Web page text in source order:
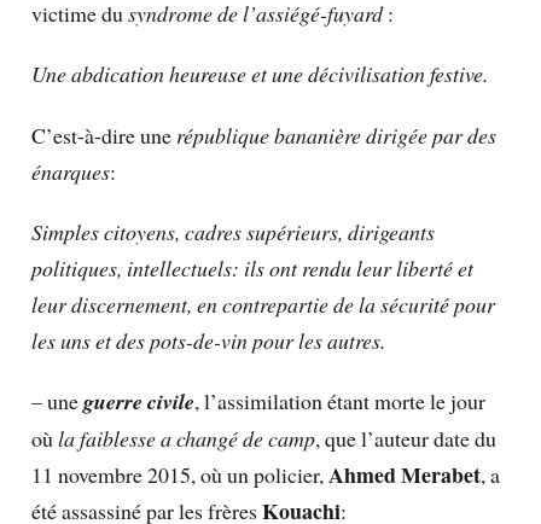
victime du syndrome de l’assiégé-fuyard:
Une abdication heureuse et une décivilisation festive.
C’est-à-dire une république bananière dirigée par des
énarques:
Simples citoyens, cadres supérieurs, dirigeants
politiques, intellectuels: ils ont rendu leur liberté et
leur discernement, en contrepartie de la sécurité pour
les uns et des pots-de-vin pour les autres.
– uneguerre civile, l’assimilation étant morte le jour
oùla faiblesse a changé de camp, que l’auteur date du
11 novembre 2015, où un policier,Ahmed Merabet, a
été assassiné par les frères Kouachi: